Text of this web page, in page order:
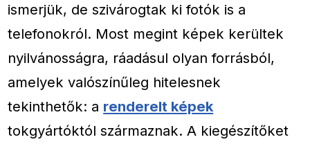
ismerjük, de szivárogtak ki fotók is a
telefonokról. Most megint képek kerültek
nyilvánosságra, ráadásul olyan forrásból,
amelyek valószínűleg hitelesnek
tekinthetők: a renderelt képek
tokgyártóktól származnak. A kiegészítőket